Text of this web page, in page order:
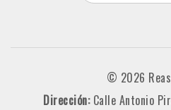
© 2026
Dirección: Calle Antonio